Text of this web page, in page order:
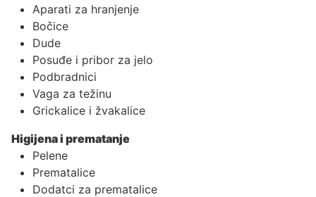
Aparati za hranjenje
Bočice
Dude
Posuđe i pribor za jelo
Podbradnici
Vaga za težinu
Grickalice i žvakalice
Higijena i prematanje
Pelene
Prematalice
Dodatci za prematalice